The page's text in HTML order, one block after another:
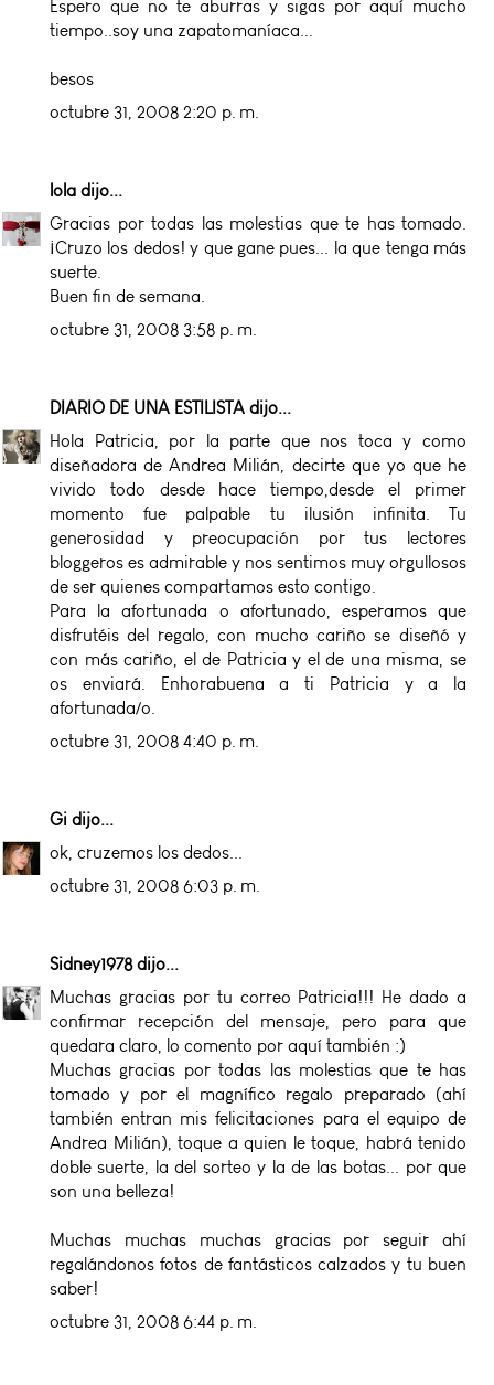
Espero que no te aburras y sigas por aquí mucho
tiempo..soy una zapatomaníaca...
besos
octubre 31, 2008 2:20 p. m.
lola dijo...
Gracias por todas las molestias que te has tomado.
¡Cruzo los dedos! y que gane pues... la que tenga más
suerte.
Buen fin de semana.
octubre 31, 2008 3:58 p. m.
DIARIO DE UNA ESTILISTA dijo...
Hola Patricia, por la parte que nos toca y como
diseñadora de Andrea Milián, decirte que yo que he
vivido todo desde hace tiempo,desde el primer
momento fue palpable tu ilusión infinita. Tu
generosidad y preocupación por tus lectores
bloggeros es admirable y nos sentimos muy orgullosos
de ser quienes compartamos esto contigo.
Para la afortunada o afortunado, esperamos que
disfrutéis del regalo, con mucho cariño se diseñó y
con más cariño, el de Patricia y el de una misma, se
os enviará. Enhorabuena a ti Patricia y a la
afortunada/o.
octubre 31, 2008 4:40 p. m.
Gi dijo...
ok, cruzemos los dedos...
octubre 31, 2008 6:03 p. m.
Sidney1978dijo...
Muchas gracias por tu correo Patricia!!! He dado a
confirmar recepción del mensaje, pero para que
quedara claro, lo comento por aquí también :)
Muchas gracias por todas las molestias que te has
tomado y por el magnífico regalo preparado (ahí
también entran mis felicitaciones para el equipo de
Andrea Milián), toque a quien le toque, habrá tenido
doble suerte, la del sorteo y la de las botas... por que
son una belleza!
Muchas muchas muchas gracias por seguir ahí
regalándonos fotos de fantásticos calzados y tu buen
saber!
octubre 31, 2008 6:44 p. m.